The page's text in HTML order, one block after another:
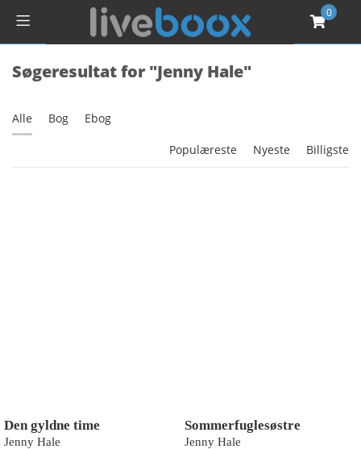
0
Søgeresultat for "Jenny Hale"
Alle Bog Ebog
Populæreste Nyeste Billigste
Den gyldne time
Jenny Hale
Sommerfuglesøstre
Jenny Hale